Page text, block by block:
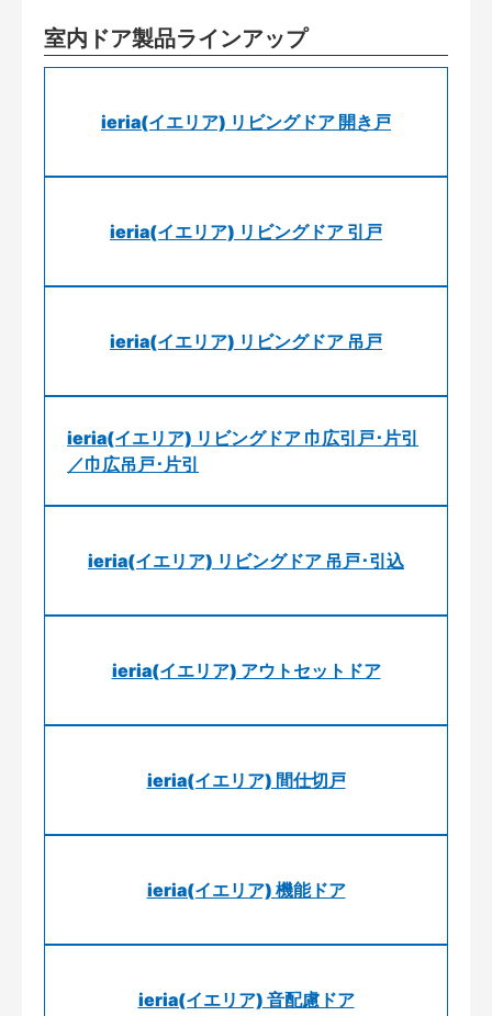
室内ドア製品ラインアップ
ieria(イエリア) リビングドア 開き戸
ieria(イエリア) リビングドア 引戸
ieria(イエリア) リビングドア 吊戸
ieria(イエリア) リビングドア 巾広引戸･片引
／巾広吊戸･片引
ieria(イエリア) リビングドア 吊戸･引込
ieria(イエリア) アウトセットドア
ieria(イエリア) 間仕切戸
ieria(イエリア) 機能ドア
ieria(イエリア) 音配慮ドア